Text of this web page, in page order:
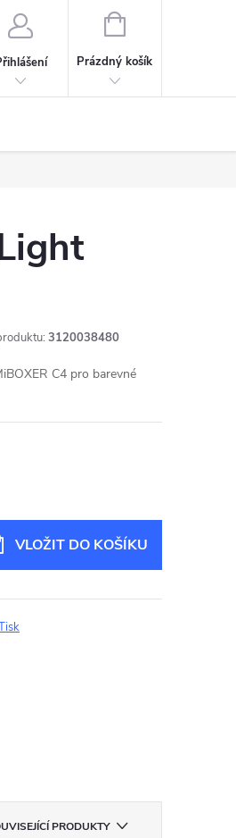
NÁKUPNÍ
Prázdný košík
3120038480
C4 pro barevné
VLOŽIT DO KOŠÍKU
PRODUKTY